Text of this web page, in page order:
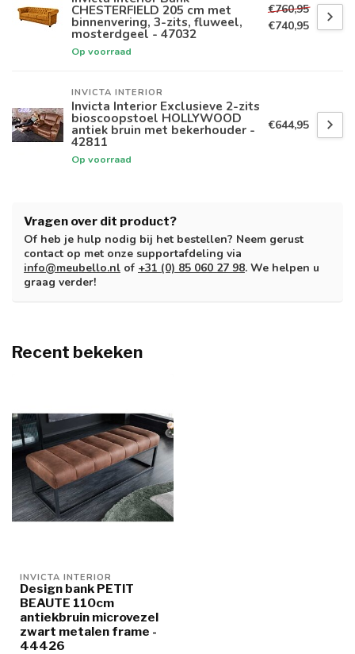
CHESTERFIELD 205 cm met
binnenvering, 3-zits, fluweel,
mosterdgeel - 47032
Op voorraad
€760,95
€740,95
INVICTA INTERIOR
Invicta Interior Exclusieve 2-zits
bioscoopstoel HOLLYWOOD
antiek bruin met bekerhouder -
42811
Op voorraad
€644,95
Vragen over dit product?
Of heb je hulp nodig bij het bestellen? Neem gerust
contact op met onze supportafdeling via
info@meubello.nl of +31 (0) 85 060 27 98. We helpen u
graag verder!
Recent bekeken
INVICTA INTERIOR
Design bank PETIT
BEAUTE 110cm
antiekbruin microvezel
zwart metalen frame -
44426